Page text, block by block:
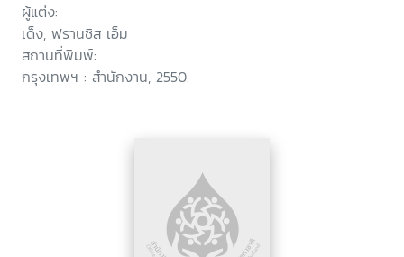
ผู้แต่ง:
เด็ง, ฟรานซิส เอ็ม
สถานที่พิมพ์:
กรุงเทพฯ : สำนักงาน, 2550.